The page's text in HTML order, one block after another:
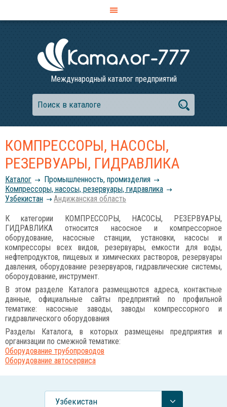
Международный каталог предприятий
КОМПРЕССОРЫ, НАСОСЫ,
РЕЗЕРВУАРЫ, ГИДРАВЛИКА
Каталог
Промышленность, промизделия
Компрессоры, насосы, резервуары, гидравлика
Узбекистан
Андижанская область
К категории КОМПРЕССОРЫ, НАСОСЫ, РЕЗЕРВУАРЫ,
ГИДРАВЛИКА относится насосное и компрессорное
оборудование, насосные станции, установки, насосы и
компрессоры всех видов, резервуары, емкости для воды,
нефтепродуктов, пищевых и химических растворов, резервуары
давления, оборудование резервуаров, гидравлические системы,
обороудование, инструмент.
В этом разделе Каталога размещаются адреса, контактные
данные, официальные сайты предприятий по профильной
тематике: насосные заводы, заводы компрессорного и
гидравлического оборудования
Разделы Каталога, в которых размещены предприятия и
организации по смежной тематике:
Оборудование трубопроводов
Оборудование автосервиса
Узбекистан